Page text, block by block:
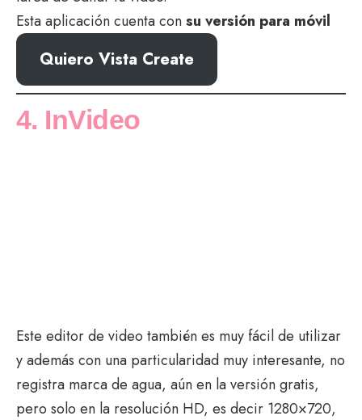
Esta aplicación cuenta consu versión para móvil
Quiero Vista Create
4. InVideo
Este editor de video también es muy fácil de utilizar
y además con una particularidad muy interesante, no
registra marca de agua, aún en la versión gratis,
pero solo en la resolución HD, es decir 1280×720,